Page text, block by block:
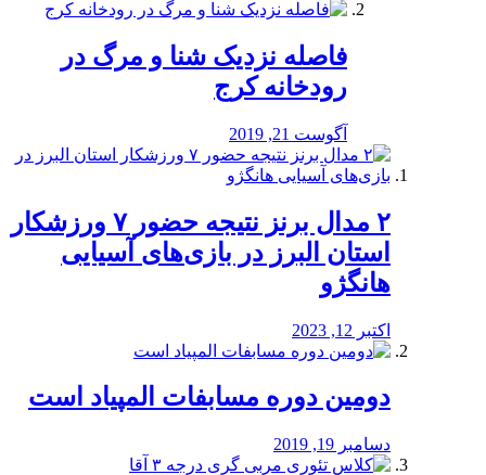
️فاصله نزدیک شنا و مرگ در
رودخانه کرج
آگوست 21, 2019
۲ مدال برنز نتیجه حضور ۷ ورزشکار
استان البرز در بازی‌های آسیایی
هانگژو
اکتبر 12, 2023
دومین دوره مسابفات المپیاد است
دسامبر 19, 2019